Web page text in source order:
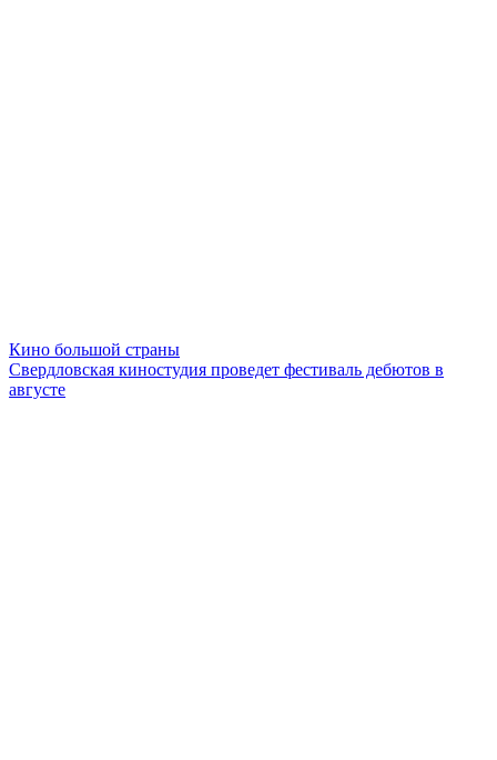
Кино большой страны
Свердловская киностудия проведет фестиваль дебютов в
августе